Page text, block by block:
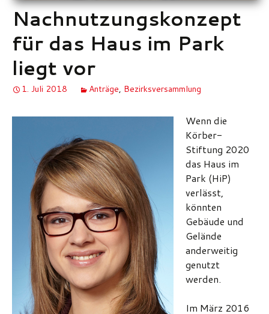
Nachnutzungskonzept
für das Haus im Park
liegt vor
1. Juli 2018 Anträge, Bezirksversammlung
Wenn die
Körber-
Stiftung 2020
das Haus im
Park (HiP)
verlässt,
könnten
Gebäude und
Gelände
anderweitig
genutzt
werden.
Im März 2016